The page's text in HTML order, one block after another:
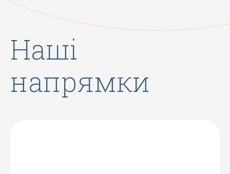
наші
напрямки